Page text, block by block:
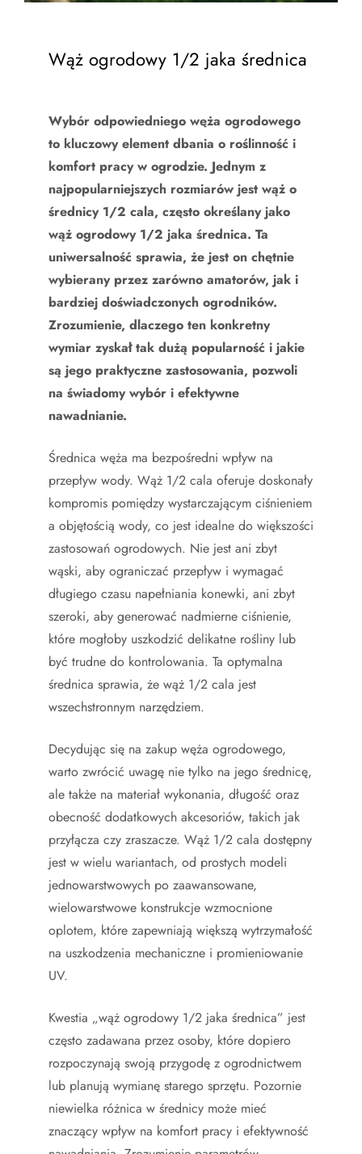
Wąż ogrodowy 1/2 jaka średnica
Wybór odpowiedniego węża ogrodowego
to kluczowy element dbania o roślinność i
komfort pracy w ogrodzie. Jednym z
najpopularniejszych rozmiarów jest wąż o
średnicy 1/2 cala, często określany jako
wąż ogrodowy 1/2 jaka średnica. Ta
uniwersalność sprawia, że jest on chętnie
wybierany przez zarówno amatorów, jak i
bardziej doświadczonych ogrodników.
Zrozumienie, dlaczego ten konkretny
wymiar zyskał tak dużą popularność i jakie
są jego praktyczne zastosowania, pozwoli
na świadomy wybór i efektywne
nawadnianie.
Średnica węża ma bezpośredni wpływ na
przepływ wody. Wąż 1/2 cala oferuje doskonały
kompromis pomiędzy wystarczającym ciśnieniem
a objętością wody, co jest idealne do większości
zastosowań ogrodowych. Nie jest ani zbyt
wąski, aby ograniczać przepływ i wymagać
długiego czasu napełniania konewki, ani zbyt
szeroki, aby generować nadmierne ciśnienie,
które mogłoby uszkodzić delikatne rośliny lub
być trudne do kontrolowania. Ta optymalna
średnica sprawia, że wąż 1/2 cala jest
wszechstronnym narzędziem.
Decydując się na zakup węża ogrodowego,
warto zwrócić uwagę nie tylko na jego średnicę,
ale także na materiał wykonania, długość oraz
obecność dodatkowych akcesoriów, takich jak
przyłącza czy zraszacze. Wąż 1/2 cala dostępny
jest w wielu wariantach, od prostych modeli
jednowarstwowych po zaawansowane,
wielowarstwowe konstrukcje wzmocnione
oplotem, które zapewniają większą wytrzymałość
na uszkodzenia mechaniczne i promieniowanie
UV.
Kwestia „wąż ogrodowy 1/2 jaka średnica” jest
często zadawana przez osoby, które dopiero
rozpoczynają swoją przygodę z ogrodnictwem
lub planują wymianę starego sprzętu. Pozornie
niewielka różnica w średnicy może mieć
znaczący wpływ na komfort pracy i efektywność